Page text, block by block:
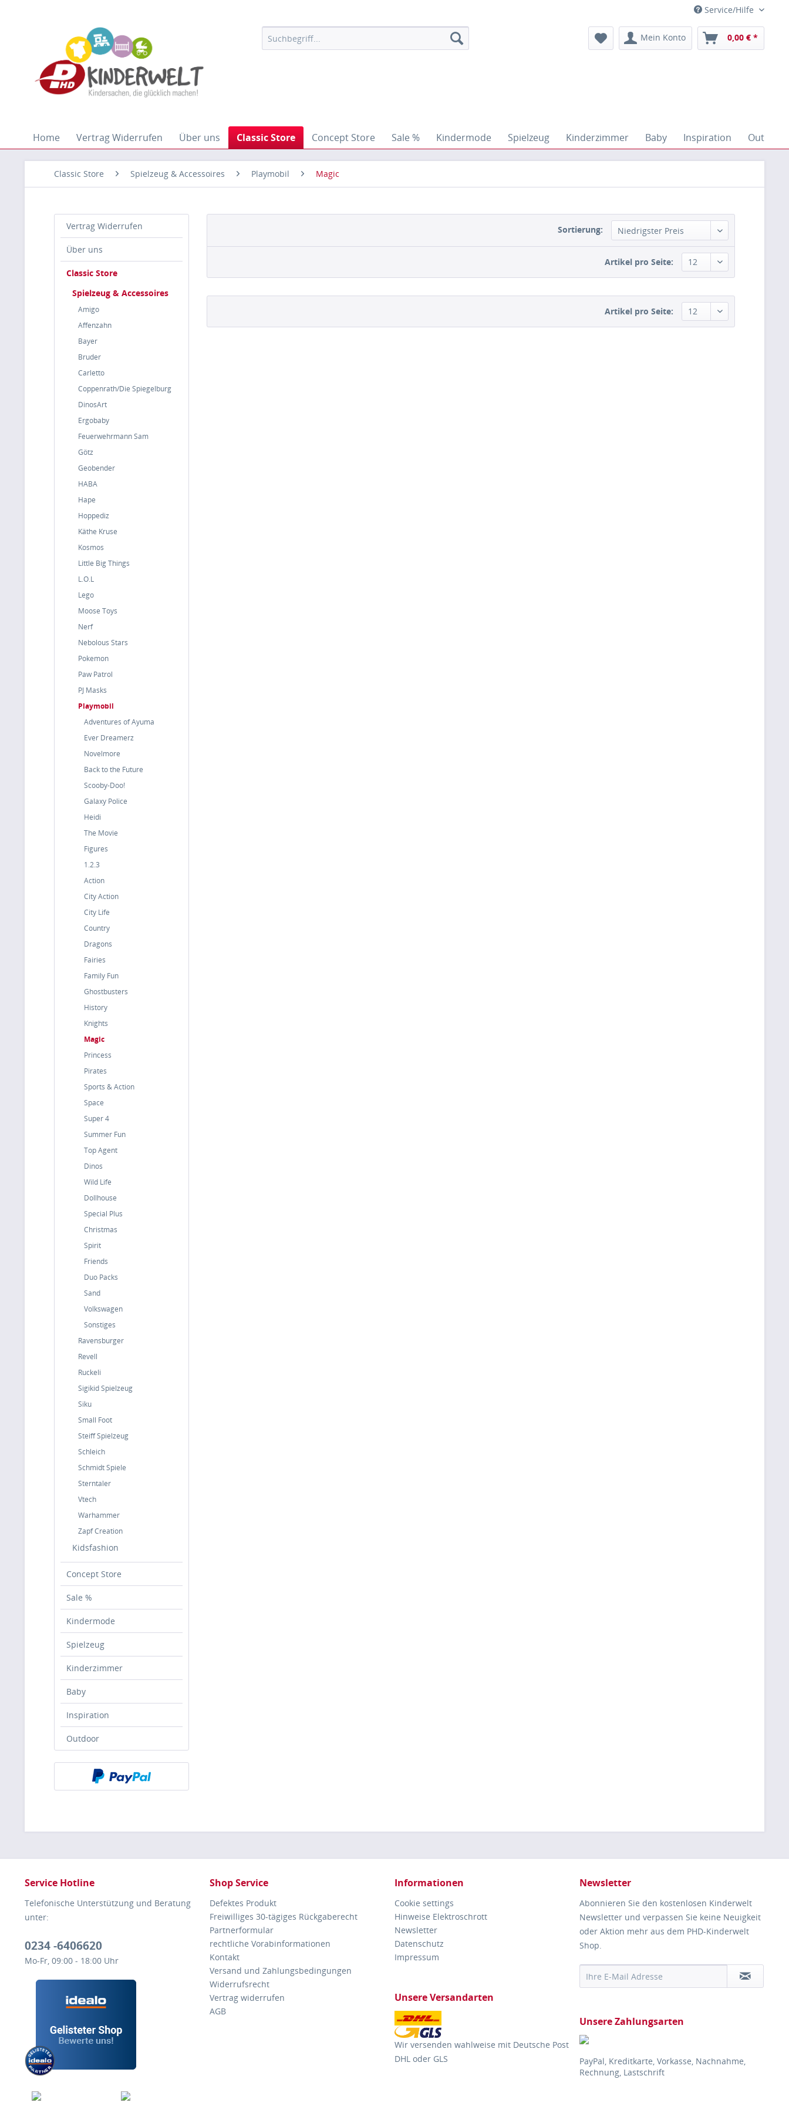
Service/Hilfe
Mein Konto 0,00 € *
Home Vertrag Widerrufen Über uns Classic Store Concept Store Sale % Kindermode Spielzeug Kinderzimmer Baby Inspiration Outdoor
Classic Store Spielzeug & Accessoires Playmobil Magic
Vertrag Widerrufen
Über uns
Classic Store
Spielzeug & Accessoires
Amigo
Affenzahn
Bayer
Bruder
Carletto
Coppenrath/Die Spiegelburg
DinosArt
Ergobaby
Feuerwehrmann Sam
Götz
Geobender
HABA
Hape
Hoppediz
Käthe Kruse
Kosmos
Little Big Things
L.O.L
Lego
Moose Toys
Nerf
Nebolous Stars
Pokemon
Paw Patrol
PJ Masks
Playmobil
Adventures of Ayuma
Ever Dreamerz
Novelmore
Back to the Future
Scooby-Doo!
Galaxy Police
Heidi
The Movie
Figures
1.2.3
Action
City Action
City Life
Country
Dragons
Fairies
Family Fun
Ghostbusters
History
Knights
Magic
Princess
Pirates
Sports & Action
Space
Super 4
Summer Fun
Top Agent
Dinos
Wild Life
Dollhouse
Special Plus
Christmas
Spirit
Friends
Duo Packs
Sand
Volkswagen
Sonstiges
Ravensburger
Revell
Ruckeli
Sigikid Spielzeug
Siku
Small Foot
Steiff Spielzeug
Schleich
Schmidt Spiele
Sterntaler
Vtech
Warhammer
Zapf Creation
Kidsfashion
Concept Store
Sale %
Kindermode
Spielzeug
Kinderzimmer
Baby
Inspiration
Outdoor
Sortierung:
Artikel pro Seite:
Artikel pro Seite:
Service Hotline
Telefonische Unterstützung und Beratung
unter:
0234 -6406620
Mo-Fr, 09:00 - 18:00 Uhr
Shop Service
Defektes Produkt
Freiwilliges 30-tägiges Rückgaberecht
Partnerformular
rechtliche Vorabinformationen
Kontakt
Versand und Zahlungsbedingungen
Widerrufsrecht
Vertrag widerrufen
AGB
Informationen
Cookie settings
Hinweise Elektroschrott
Newsletter
Datenschutz
Impressum
Unsere Versandarten
Wir versenden wahlweise mit Deutsche Post
DHL oder GLS
Newsletter
Abonnieren Sie den kostenlosen Kinderwelt
Newsletter und verpassen Sie keine Neuigkeit
oder Aktion mehr aus dem PHD-Kinderwelt
Shop.
Unsere Zahlungsarten
PayPal, Kreditkarte, Vorkasse, Nachnahme,
Rechnung, Lastschrift